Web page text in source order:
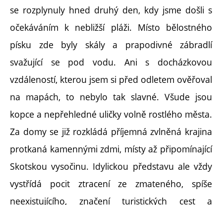
se rozplynuly hned druhý den, kdy jsme došli s
očekáváním k nebližší pláži. Místo bělostného
písku zde byly skály a prapodivné zábradlí
svažující se pod vodu. Ani s docházkovou
vzdáleností, kterou jsem si před odletem ověřoval
na mapách, to nebylo tak slavné. Všude jsou
kopce a nepřehledné uličky volně rostlého města.
Za domy se již rozkládá příjemná zvlněná krajina
protkaná kamennými zdmi, místy až připomínající
Skotskou vysočinu. Idylickou představu ale vždy
vystřídá pocit ztracení ze zmateného, spíše
neexistujícího, značení turistických cest a